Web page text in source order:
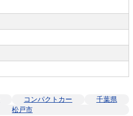
コンパクトカー
千葉県
松戸市